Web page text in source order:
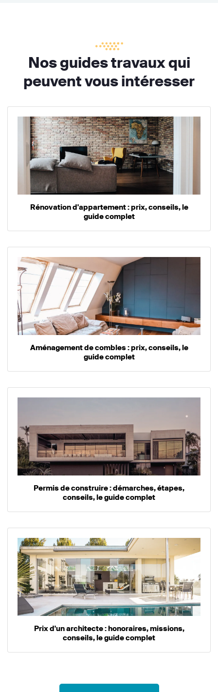
Nos guides travaux qui
peuvent vous intéresser
Rénovation d'appartement : prix, conseils, le
guide complet
Aménagement de combles : prix, conseils, le
guide complet
Permis de construire : démarches, étapes,
conseils, le guide complet
Prix d'un architecte : honoraires, missions,
conseils, le guide complet